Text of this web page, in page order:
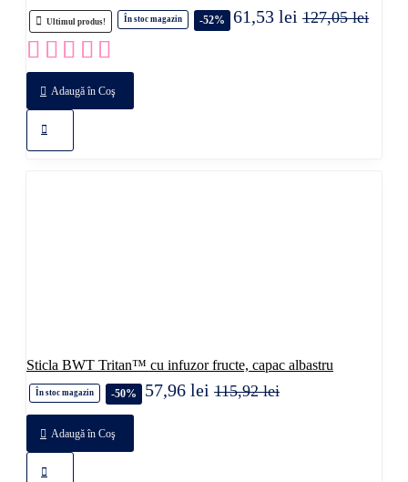
Ultimul produs! În stoc magazin -52% 61,53 lei 127,05 lei
Adaugă în Coş
Sticla BWT Tritan™ cu infuzor fructe, capac albastru
În stoc magazin -50% 57,96 lei 115,92 lei
Adaugă în Coş